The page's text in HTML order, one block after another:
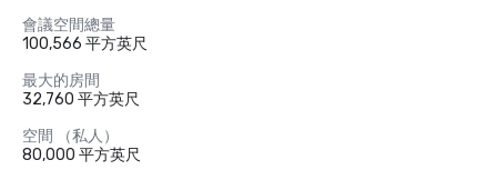
會議空間總量
100,566 平方英尺
最大的房間
32,760 平方英尺
空間 （私人）
80,000 平方英尺